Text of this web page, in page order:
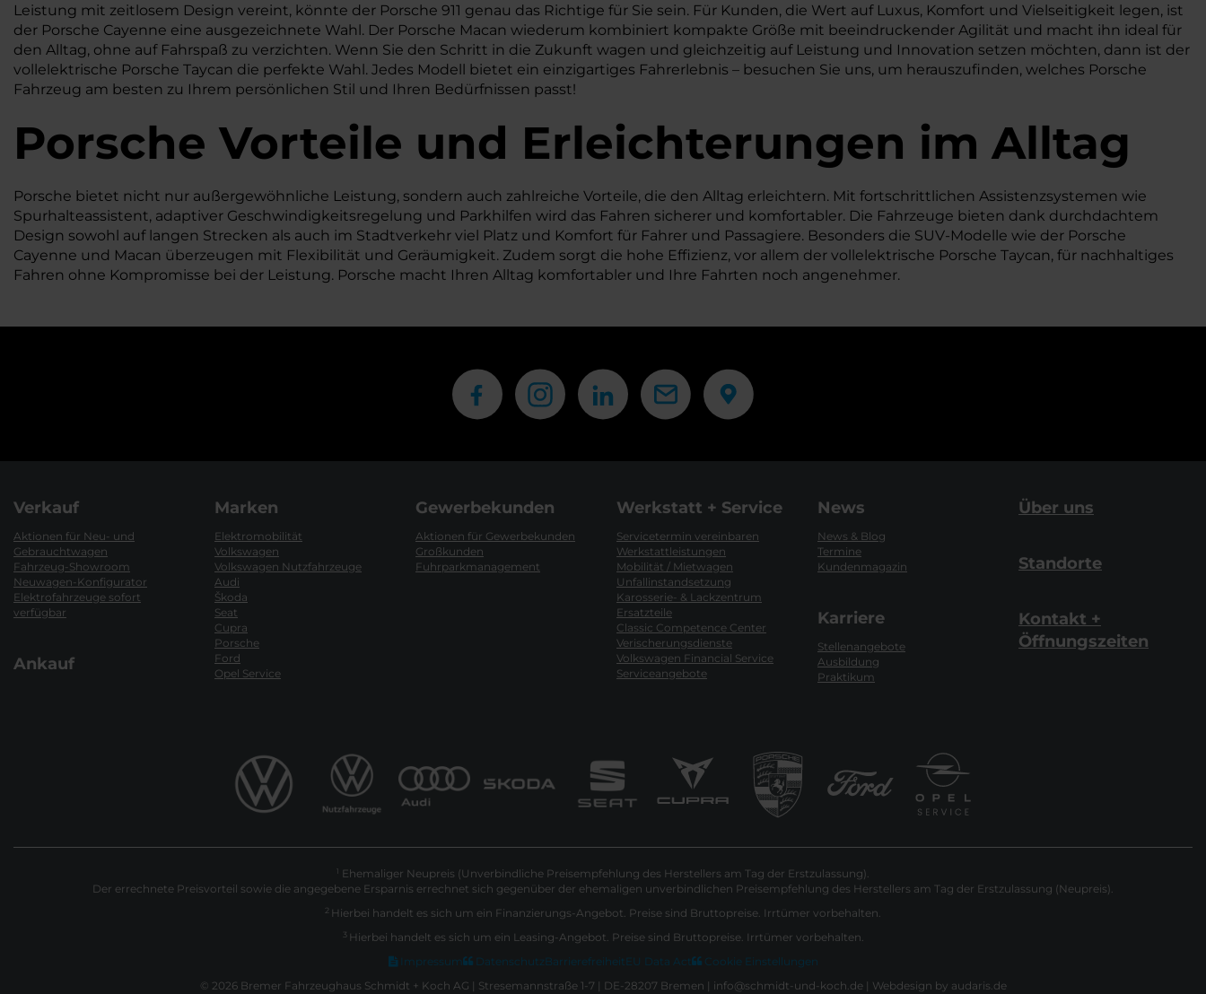
Leistung mit zeitlosem Design vereint, könnte der Porsche 911 genau das Richtige für Sie sein. Für Kunden, die Wert auf Luxus, Komfort und Vielseitigkeit legen, ist
der Porsche Cayenne eine ausgezeichnete Wahl. Der Porsche Macan wiederum kombiniert kompakte Größe mit beeindruckender Agilität und macht ihn ideal für
den Alltag, ohne auf Fahrspaß zu verzichten. Wenn Sie den Schritt in die Zukunft wagen und gleichzeitig auf Leistung und Innovation setzen möchten, dann ist der
vollelektrische Porsche Taycan die perfekte Wahl. Jedes Modell bietet ein einzigartiges Fahrerlebnis – besuchen Sie uns, um herauszufinden, welches Porsche
Fahrzeug am besten zu Ihrem persönlichen Stil und Ihren Bedürfnissen passt!
Porsche Vorteile und Erleichterungen im Alltag
Porsche bietet nicht nur außergewöhnliche Leistung, sondern auch zahlreiche Vorteile, die den Alltag erleichtern. Mit fortschrittlichen Assistenzsystemen wie
Spurhalteassistent, adaptiver Geschwindigkeitsregelung und Parkhilfen wird das Fahren sicherer und komfortabler. Die Fahrzeuge bieten dank durchdachtem
Design sowohl auf langen Strecken als auch im Stadtverkehr viel Platz und Komfort für Fahrer und Passagiere. Besonders die SUV-Modelle wie der Porsche
Cayenne und Macan überzeugen mit Flexibilität und Geräumigkeit. Zudem sorgt die hohe Effizienz, vor allem der vollelektrische Porsche Taycan, für nachhaltiges
Fahren ohne Kompromisse bei der Leistung. Porsche macht Ihren Alltag komfortabler und Ihre Fahrten noch angenehmer.
Verkauf
Aktionen für Neu- und
Gebrauchtwagen
Fahrzeug-Showroom
Neuwagen-Konfigurator
Elektrofahrzeuge sofort
verfügbar
Ankauf
Marken
Elektromobilität
Volkswagen
Volkswagen Nutzfahrzeuge
Audi
Škoda
Seat
Cupra
Porsche
Ford
Opel Service
Gewerbekunden
Aktionen für Gewerbekunden
Großkunden
Fuhrparkmanagement
Werkstatt + Service
Servicetermin vereinbaren
Werkstattleistungen
Mobilität / Mietwagen
Unfallinstandsetzung
Karosserie- & Lackzentrum
Ersatzteile
Classic Competence Center
Verischerungsdienste
Volkswagen Financial Service
Serviceangebote
News
News & Blog
Termine
Kundenmagazin
Karriere
Stellenangebote
Ausbildung
Praktikum
Über uns
Standorte
Kontakt +
Öffnungszeiten
1 Ehemaliger Neupreis (Unverbindliche Preisempfehlung des Herstellers am Tag der Erstzulassung).
Der errechnete Preisvorteil sowie die angegebene Ersparnis errechnet sich gegenüber der ehemaligen unverbindlichen Preisempfehlung des Herstellers am Tag der Erstzulassung (Neupreis).
2 Hierbei handelt es sich um ein Finanzierungs-Angebot. Preise sind Bruttopreise. Irrtümer vorbehalten.
3 Hierbei handelt es sich um ein Leasing-Angebot. Preise sind Bruttopreise. Irrtümer vorbehalten.
Impressum
Datenschutz Barrierefreiheit EU Data Act
Cookie Einstellungen
© 2026 Bremer Fahrzeughaus Schmidt + Koch AG | Stresemannstraße 1-7 | DE-28207 Bremen | info@schmidt-und-koch.de | Webdesign by audaris.de